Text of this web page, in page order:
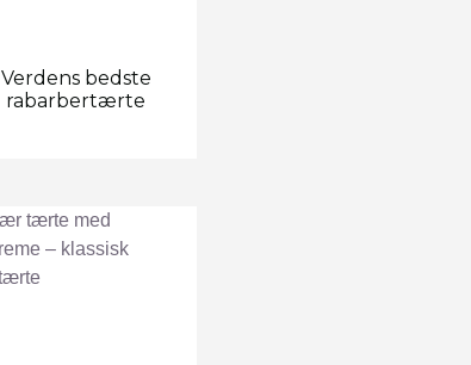
Verdens bedste
rabarbertærte